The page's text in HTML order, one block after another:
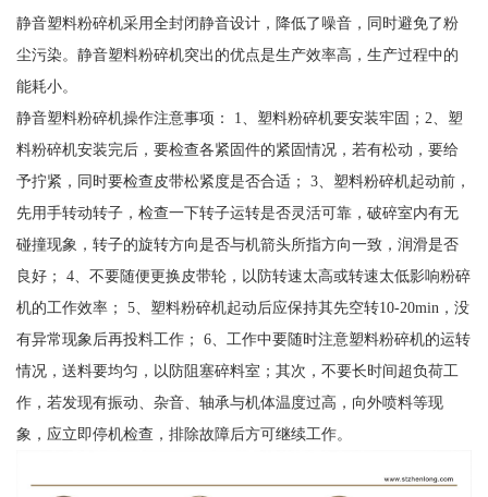
静音塑料粉碎机采用全封闭静音设计，降低了噪音，同时避免了粉
尘污染。静音塑料粉碎机突出的优点是生产效率高，生产过程中的
能耗小。
静音塑料粉碎机操作注意事项： 1、塑料粉碎机要安装牢固；2、塑
料粉碎机安装完后，要检查各紧固件的紧固情况，若有松动，要给
予拧紧，同时要检查皮带松紧度是否合适； 3、塑料粉碎机起动前，
先用手转动转子，检查一下转子运转是否灵活可靠，破碎室内有无
碰撞现象，转子的旋转方向是否与机箭头所指方向一致，润滑是否
良好； 4、不要随便更换皮带轮，以防转速太高或转速太低影响粉碎
机的工作效率； 5、塑料粉碎机起动后应保持其先空转10-20min，没
有异常现象后再投料工作； 6、工作中要随时注意塑料粉碎机的运转
情况，送料要均匀，以防阻塞碎料室；其次，不要长时间超负荷工
作，若发现有振动、杂音、轴承与机体温度过高，向外喷料等现
象，应立即停机检查，排除故障后方可继续工作。